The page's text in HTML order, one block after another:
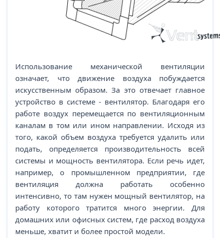
Использование механической вентиляции
означает, что движение воздуха побуждается
искусственным образом. За это отвечает главное
устройство в системе - вентилятор. Благодаря его
работе воздух перемещается по вентиляционным
каналам в том или ином направлении. Исходя из
того, какой объем воздуха требуется удалить или
подать, определяется производительность всей
системы и мощность вентилятора. Если речь идет,
например, о промышленном предприятии, где
вентиляция должна работать особенно
интенсивно, то там нужен мощный вентилятор, на
работу которого тратится много энергии. Для
домашних или офисных систем, где расход воздуха
меньше, хватит и более простой модели.